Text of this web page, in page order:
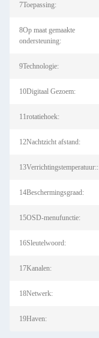
7Toepassing:
8Op maat gemaakte
ondersteuning:
9Technologie:
10Digitaal Gezoem:
11rotatiehoek:
12Nachtzicht afstand:
13Verrichtingstemperatuur::
14Beschermingsgraad:
15OSD-menufunctie:
16Sleutelwoord:
17Kanalen:
18Netwerk:
19Haven: